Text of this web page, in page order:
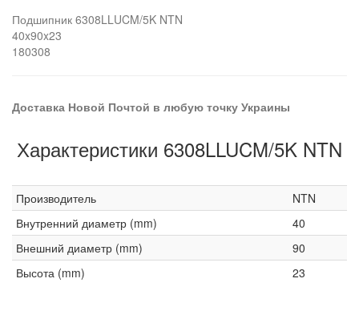
Подшипник 6308LLUCM/5K NTN
40x90x23
180308
Доставка Новой Почтой в любую точку Украины
Характеристики 6308LLUCM/5K NTN
Производитель
NTN
Внутренний диаметр (mm)
40
Внешний диаметр (mm)
90
Высота (mm)
23